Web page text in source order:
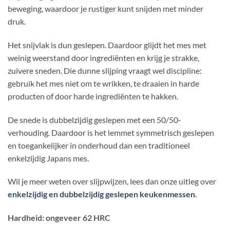
beweging, waardoor je rustiger kunt snijden met minder
druk.
Het snijvlak is dun geslepen. Daardoor glijdt het mes met
weinig weerstand door ingrediënten en krijg je strakke,
zuivere sneden. Die dunne slijping vraagt wel discipline:
gebruik het mes niet om te wrikken, te draaien in harde
producten of door harde ingrediënten te hakken.
De snede is dubbelzijdig geslepen met een 50/50-
verhouding. Daardoor is het lemmet symmetrisch geslepen
en toegankelijker in onderhoud dan een traditioneel
enkelzijdig Japans mes.
Wil je meer weten over slijpwijzen, lees dan onze uitleg over
enkelzijdig en dubbelzijdig geslepen keukenmessen.
Hardheid: ongeveer 62 HRC